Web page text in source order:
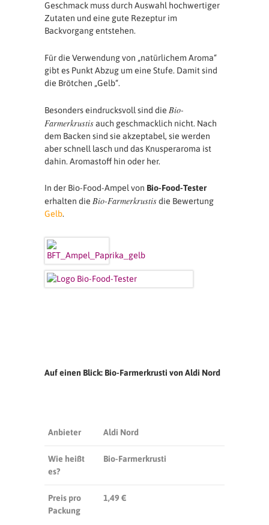
Geschmack muss durch Auswahl hochwertiger
Zutaten und eine gute Rezeptur im
Backvorgang entstehen.
Für die Verwendung von „natürlichem Aroma“
gibt es Punkt Abzug um eine Stufe. Damit sind
die Brötchen „Gelb“.
Besonders eindrucksvoll sind die Bio-
Farmerkrustisauch geschmacklich nicht. Nach
dem Backen sind sie akzeptabel, sie werden
aber schnell lasch und das Knusperaroma ist
dahin. Aromastoff hin oder her.
In der Bio-Food-Ampel von Bio-Food-Tester
erhalten die Bio-Farmerkrustisdie Bewertung
Gelb.
Auf einen Blick: Bio-Farmerkrusti von Aldi Nord
Anbieter Aldi Nord
Wie heißt
es?
Bio-Farmerkrusti
Preis pro
Packung
1,49 €